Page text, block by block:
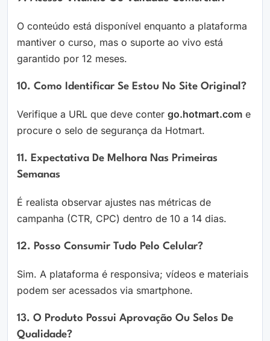
O conteúdo está disponível enquanto a plataforma
mantiver o curso, mas o suporte ao vivo está
garantido por 12 meses.
10. Como Identificar Se Estou No Site Original?
Verifique a URL que deve conter go.hotmart.com e
procure o selo de segurança da Hotmart.
11. Expectativa De Melhora Nas Primeiras
Semanas
É realista observar ajustes nas métricas de
campanha (CTR, CPC) dentro de 10 a 14 dias.
12. Posso Consumir Tudo Pelo Celular?
Sim. A plataforma é responsiva; vídeos e materiais
podem ser acessados via smartphone.
13. O Produto Possui Aprovação Ou Selos De
Qualidade?